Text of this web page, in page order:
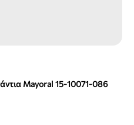
Mayoral 15-10071-086